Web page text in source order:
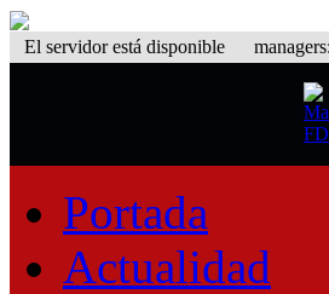
El servidor está disponible
Portada
Actualidad